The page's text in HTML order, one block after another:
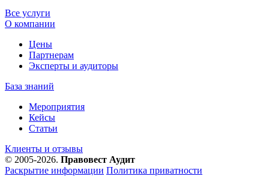
Все услуги
О компании
Цены
Партнерам
Эксперты и аудиторы
База знаний
Мероприятия
Кейсы
Статьи
Клиенты и отзывы
© 2005-2026. Правовест Аудит
Раскрытие информации Политика приватности